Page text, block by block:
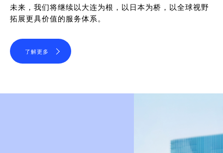
未来，我们将继续以大连为根，以日本为桥，以全球视野
拓展更具价值的服务体系。
了解更多